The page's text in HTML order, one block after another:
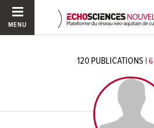
MENU
120PUBLICATIONS | 6